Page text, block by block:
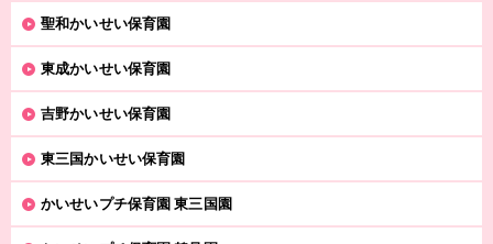
聖和かいせい保育園
東成かいせい保育園
吉野かいせい保育園
東三国かいせい保育園
かいせいプチ保育園 東三国園